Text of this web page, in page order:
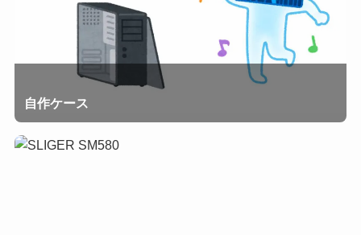
自作ケース